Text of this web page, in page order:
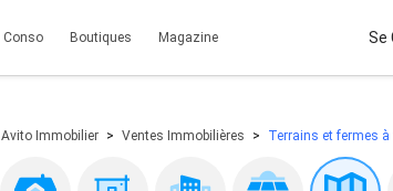
Conso Boutiques Magazine Se
Avito Immobilier Ventes Immobilières Terrains et fermes à